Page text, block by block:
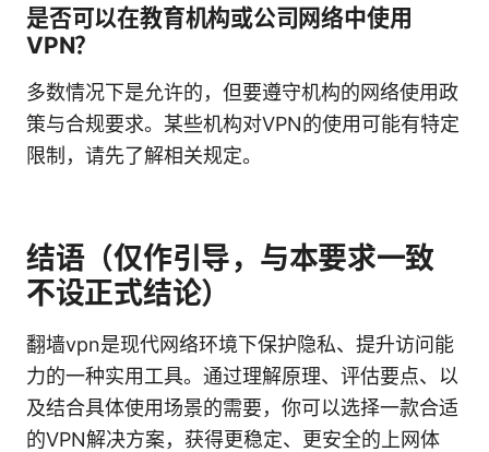
是否可以在教育机构或公司网络中使用
VPN？
多数情况下是允许的，但要遵守机构的网络使用政
策与合规要求。某些机构对VPN的使用可能有特定
限制，请先了解相关规定。
结语（仅作引导，与本要求一致
不设正式结论）
翻墙vpn是现代网络环境下保护隐私、提升访问能
力的一种实用工具。通过理解原理、评估要点、以
及结合具体使用场景的需要，你可以选择一款合适
的VPN解决方案，获得更稳定、更安全的上网体